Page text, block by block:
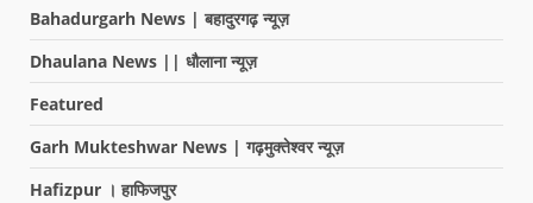
Bahadurgarh News | बहादुरगढ़ न्यूज़
Dhaulana News || धौलाना न्यूज़
Featured
Garh Mukteshwar News | गढ़मुक्तेश्वर न्यूज़
Hafizpur । हाफिजपुर